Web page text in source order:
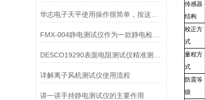
华志电子天平使用操作很简单，按这些步骤来就行
详解离子风机测试仪使用流程
讲一讲手持静电测试仪的主要作用
传感器
结构
校正方
式
量程方
式
防震等
级